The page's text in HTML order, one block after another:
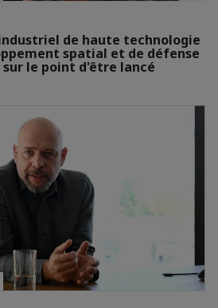
de haute technologie
spatial et de défense
le point d'être lancé